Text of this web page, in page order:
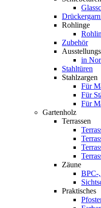
Rohlinge
Zubehör
in
Stahltüren
Stahlzargen
Für
Für
Für
Gartenholz
Terrassen
Zäune
BPC-
Praktisches